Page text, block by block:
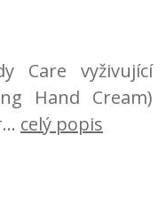
Care vyživující
Hand Cream)
celý popis